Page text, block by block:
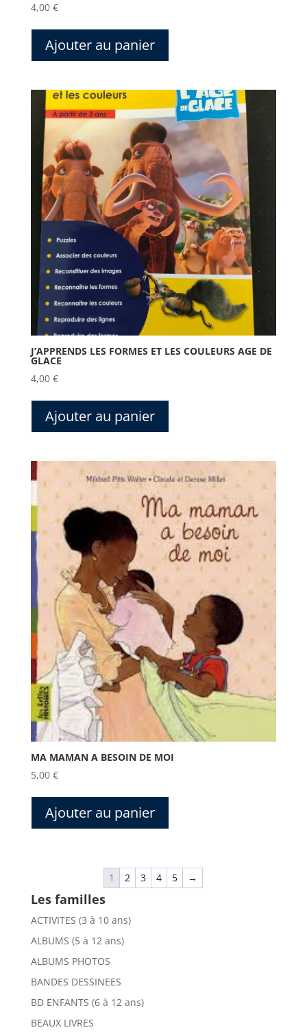
4,00 €
Ajouter au panier
J’APPRENDS LES FORMES ET LES COULEURS AGE DE
GLACE
4,00 €
Ajouter au panier
MA MAMAN A BESOIN DE MOI
5,00 €
Ajouter au panier
1 2 3 4 5 →
Les familles
ACTIVITES (3 à 10 ans)
ALBUMS (5 à 12 ans)
ALBUMS PHOTOS
BANDES DESSINEES
BD ENFANTS (6 à 12 ans)
BEAUX LIVRES